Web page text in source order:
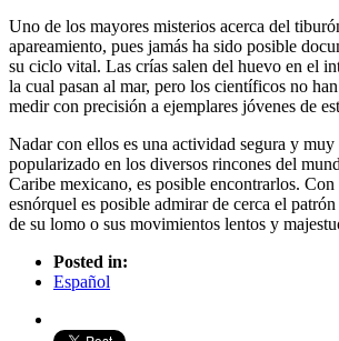
Uno de los mayores misterios acerca del
apareamiento, pues jamás ha sido posible
su ciclo vital. Las crías salen del huevo en el
la cual pasan al mar, pero los científicos no
medir con precisión a ejemplares jóvenes de
Nadar con ellos es una actividad segura y muy
popularizado en los diversos rincones del
Caribe mexicano, es posible encontrarlos.
esnórquel es posible admirar de cerca el
de su lomo o sus movimientos lentos y
Posted in:
Español